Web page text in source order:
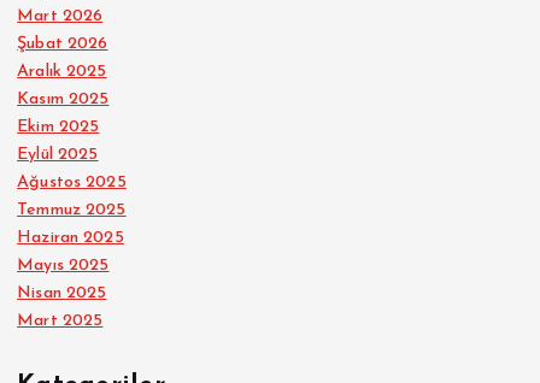
Mart 2026
Şubat 2026
Aralık 2025
Kasım 2025
Ekim 2025
Eylül 2025
Ağustos 2025
Temmuz 2025
Haziran 2025
Mayıs 2025
Nisan 2025
Mart 2025